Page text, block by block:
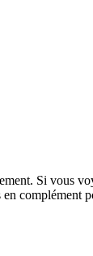
Si vous
complément